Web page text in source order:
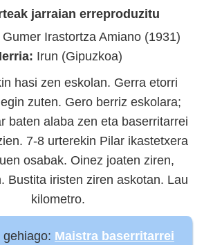
jarraian erreproduzitu
Gumer Irastortza Amiano (1931)
Irun (Gipuzkoa)
hasi zen eskolan. Gerra etorri
zuten. Gero berriz eskolara;
baten alaba zen eta baserritarrei
7-8 urterekin Pilar ikastetxera
osabak. Oinez joaten ziren,
Bustita iristen ziren askotan. Lau
kilometro.
gehiago: Maistra baserritarrei